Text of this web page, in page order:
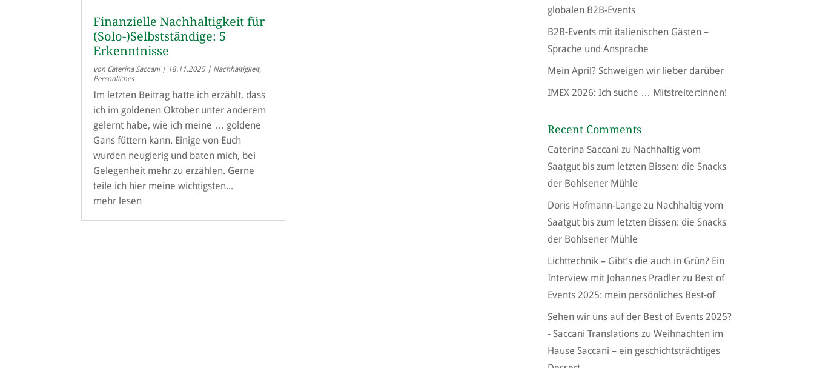
Finanzielle Nachhaltigkeit für
(Solo-)Selbstständige: 5
Erkenntnisse
von Caterina Saccani| 18.11.2025| Nachhaltigkeit,
Persönliches
Im letzten Beitrag hatte ich erzählt, dass
ich im goldenen Oktober unter anderem
gelernt habe, wie ich meine … goldene
Gans füttern kann. Einige von Euch
wurden neugierig und baten mich, bei
Gelegenheit mehr zu erzählen. Gerne
teile ich hier meine wichtigsten...
mehr lesen
globalen B2B-Events
B2B-Events mit italienischen Gästen –
Sprache und Ansprache
Mein April? Schweigen wir lieber darüber
IMEX 2026: Ich suche … Mitstreiter:innen!
Recent Comments
Caterina Saccani zu Nachhaltig vom
Saatgut bis zum letzten Bissen: die Snacks
der Bohlsener Mühle
Doris Hofmann-Lange zu Nachhaltig vom
Saatgut bis zum letzten Bissen: die Snacks
der Bohlsener Mühle
Lichttechnik – Gibt’s die auch in Grün? Ein
Interview mit Johannes Pradlerzu Best of
Events 2025: mein persönliches Best-of
Sehen wir uns auf der Best of Events 2025?
- Saccani Translationszu Weihnachten im
Hause Saccani – ein geschichtsträchtiges